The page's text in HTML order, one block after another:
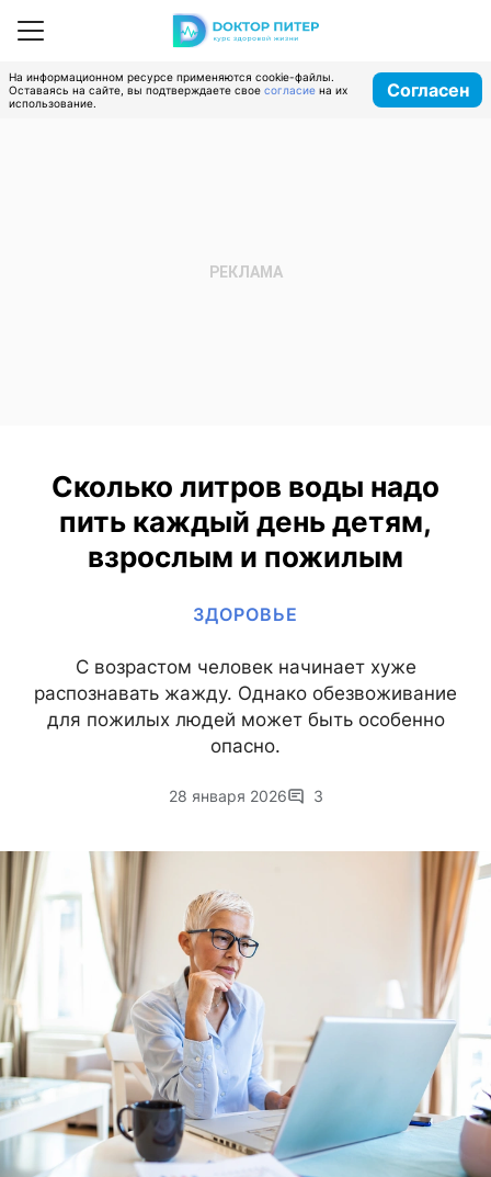
На информационном ресурсе применяются cookie-файлы.
Оставаясь на сайте, вы подтверждаете свое согласие на их
использование.
Согласен
Сколько литров воды надо
пить каждый день детям,
взрослым и пожилым
ЗДОРОВЬЕ
С возрастом человек начинает хуже
распознавать жажду. Однако обезвоживание
для пожилых людей может быть особенно
опасно.
28 января 2026 3